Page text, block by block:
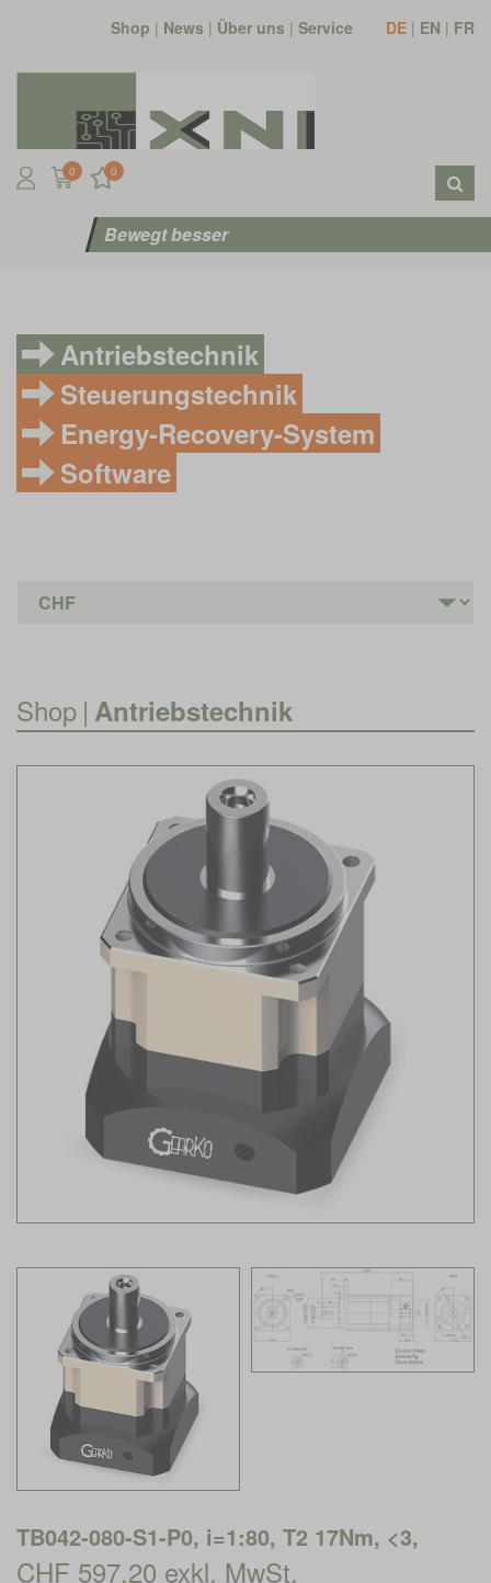
Shop | News | Über uns | Service DE | EN | FR
0 0
Bewegt besser
Antriebstechnik
Steuerungstechnik
Energy-Recovery-System
Software
Shop | Antriebstechnik
TB042-080-S1-P0, i=1:80, T2 17Nm, <3,
CHF 597.20 exkl. MwSt.